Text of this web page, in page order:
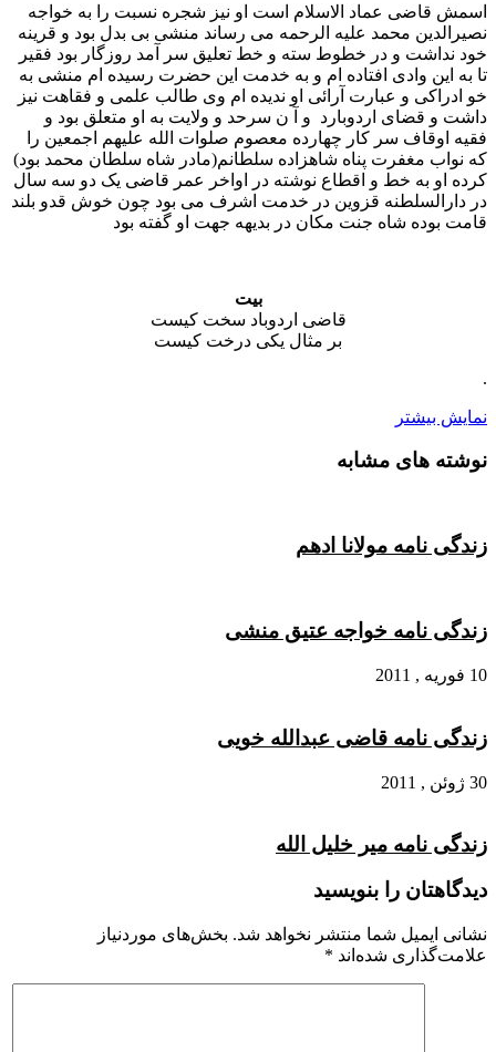
اسمش قاضی عماد الاسلام است او نیز شجره نسبت را به خواجه
نصیرالدین محمد علیه الرحمه می رساند منشی بی بدل بود و قرینه
خود نداشت و در خطوط سته و خط تعلیق سر آمد روزگار بود فقیر
تا به این وادی افتاده ام و به خدمت این حضرت رسیده ام منشی به
خو ادراکی و عبارت آرائی او ندیده ام وی طالب علمی و فقاهت نیز
داشت و قضای اردوبارد و آ ن سرحد و ولایت به او متعلق بود و
فقیه اوقاف سر کار چهارده معصوم صلوات الله علیهم اجمعین را
که نواب مغفرت پناه شاهزاده سلطانم(مادر شاه سلطان محمد بود)
کرده او به خط و اقطاع نوشته در اواخر عمر قاضی یک دو سه سال
در دارالسلطنه قزوین در خدمت اشرف می بود چون خوش قدو بلند
قامت بوده شاه جنت مکان در بدیهه جهت او گفته بود
بیت
قاضی اردوباد سخت کیست
بر مثال یکی درخت کیست
.
نمایش بیشتر
نوشته های مشابه
زندگی نامه مولانا ادهم
زندگی نامه خواجه عتیق منشی
10 فوریه , 2011
زندگی نامه قاضی عبدالله خویی
30 ژوئن , 2011
زندگی نامه میر خلیل الله
دیدگاهتان را بنویسید
نشانی ایمیل شما منتشر نخواهد شد. بخش‌های موردنیاز
علامت‌گذاری شده‌اند *